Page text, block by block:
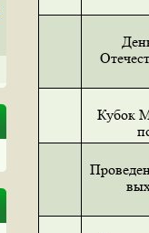
Кубок